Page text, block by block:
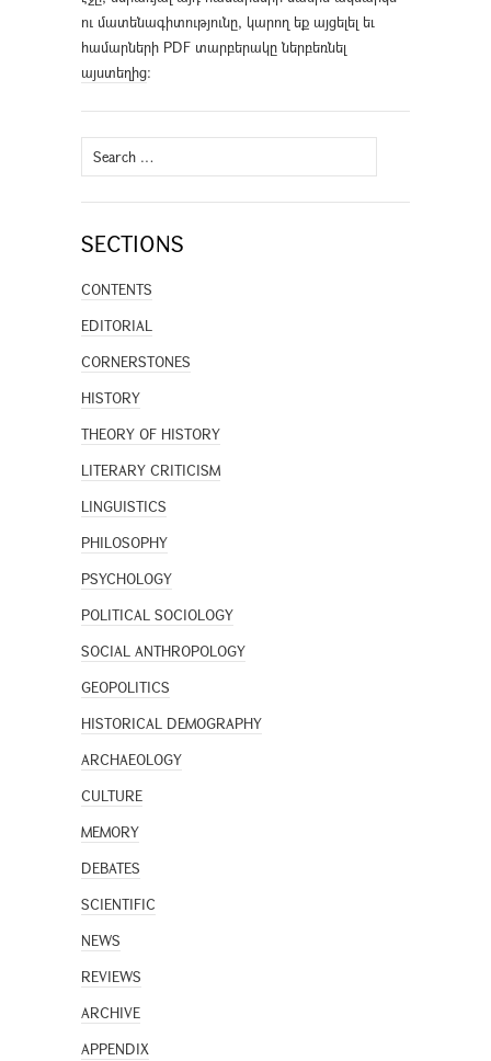
ու մատենագիտությունը, կարող եք այցելել եւ
համարների PDF տարբերակը ներբեռնել
այստեղից։
Search
for:
SECTIONS
CONTENTS
EDITORIAL
CORNERSTONES
HISTORY
THEORY OF HISTORY
LITERARY CRITICISM
LINGUISTICS
PHILOSOPHY
PSYCHOLOGY
POLITICAL SOCIOLOGY
SOCIAL ANTHROPOLOGY
GEOPOLITICS
HISTORICAL DEMOGRAPHY
ARCHAEOLOGY
CULTURE
MEMORY
DEBATES
SCIENTIFIC
NEWS
REVIEWS
ARCHIVE
APPENDIX